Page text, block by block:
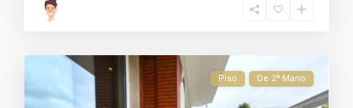
Piso De 2ª Mano